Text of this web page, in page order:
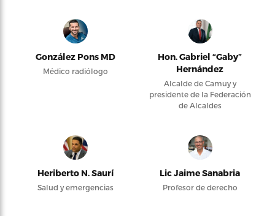
González Pons MD
Médico radiólogo
Hon. Gabriel “Gaby”
Hernández
Alcalde de Camuy y
presidente de la Federación
de Alcaldes
Heriberto N. Saurí
Salud y emergencias
Lic Jaime Sanabria
Profesor de derecho